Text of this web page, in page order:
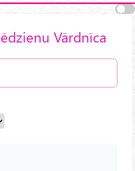
Vārdnīca